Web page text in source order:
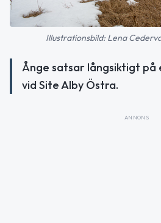
Illustrationsbild: Lena
Ånge satsar långsiktigt på
vid Site Alby Östra.
ANNONS